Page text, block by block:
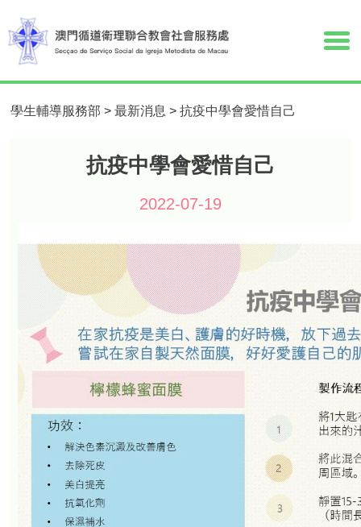
學生輔導服務部 > 最新消息 > 抗疫中學會愛惜自己
抗疫中學會愛惜自己
2022-07-19